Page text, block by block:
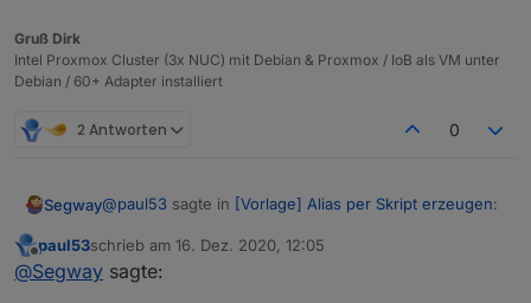
Gruß Dirk
Intel Proxmox Cluster (3x NUC) mit Debian & Proxmox / IoB als VM unter
Debian / 60+ Adapter installiert
2 Antworten 0
Segway@paul53 sagte in [Vorlage] Alias per Skript erzeugen:
@Segway
Offline
paul53schrieb am 16. Dez. 2020, 12:05
zuletzt editiert von
@Segway sagte: